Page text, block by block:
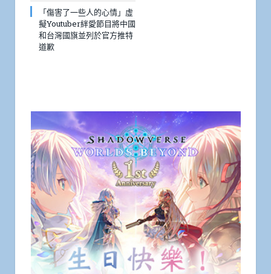
「傷害了一些人的心情」虛
擬Youtuber絆愛節目將中國
和台灣國旗並列於官方推特
道歉